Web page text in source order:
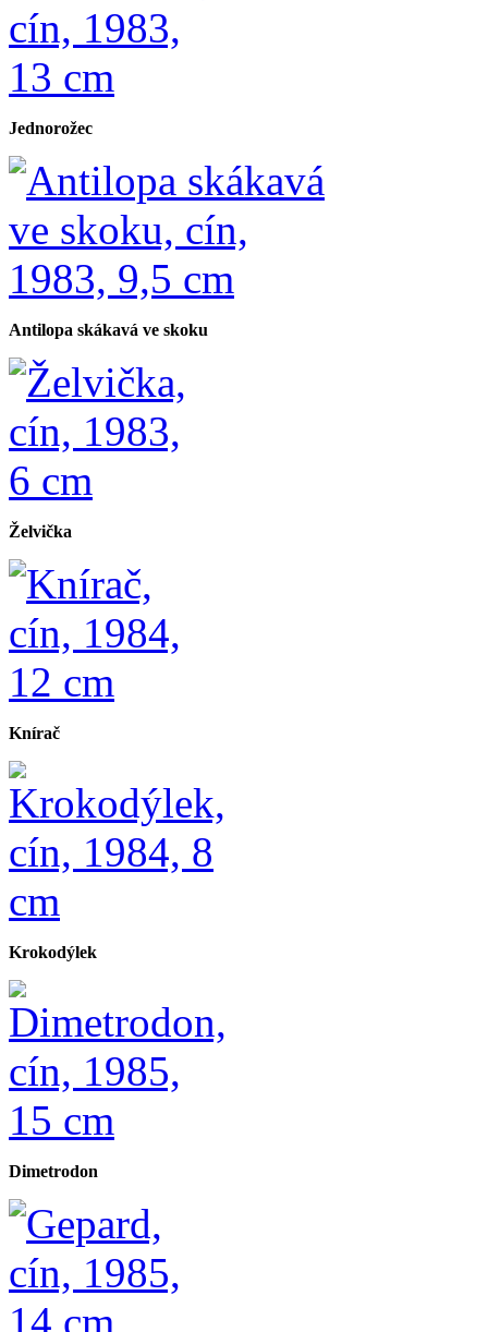
Jednorožec
Antilopa skákavá ve skoku
Želvička
Knírač
Krokodýlek
Dimetrodon